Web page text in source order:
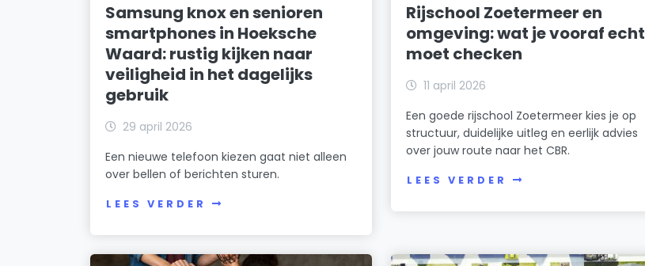
Samsung knox en senioren
smartphones in Hoeksche
Waard: rustig kijken naar
veiligheid in het dagelijks
gebruik
29 april 2026
Een nieuwe telefoon kiezen gaat niet alleen
over bellen of berichten sturen.
LEES VERDER
Rijschool Zoetermeer en
omgeving: wat je vooraf echt
moet checken
11 april 2026
Een goede rijschool Zoetermeer kies je op
structuur, duidelijke uitleg en eerlijk advies
over jouw route naar het CBR.
LEES VERDER